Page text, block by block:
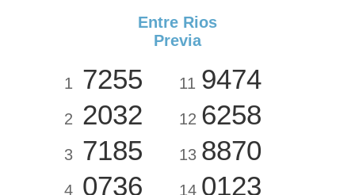
Entre Rios
Previa
1 7255
2 2032
3 7185
4 0736
11 9474
12 6258
13 8870
14 0123